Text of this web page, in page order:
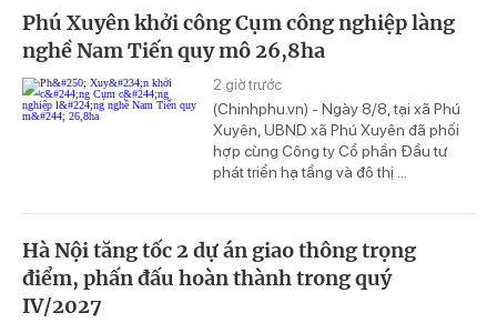
Phú Xuyên khởi công Cụm công nghiệp làng
nghề Nam Tiến quy mô 26,8ha
2 giờ trước
(Chinhphu.vn) - Ngày 8/8, tại xã Phú
Xuyên, UBND xã Phú Xuyên đã phối
hợp cùng Công ty Cổ phần Đầu tư
phát triển hạ tầng và đô thị ...
Hà Nội tăng tốc 2 dự án giao thông trọng
điểm, phấn đấu hoàn thành trong quý
IV/2027